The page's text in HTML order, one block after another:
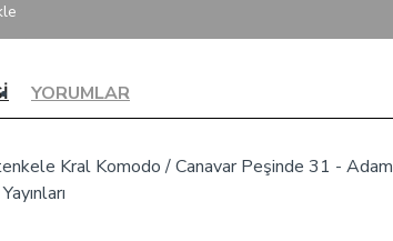
YORUMLAR
Kral Komodo / Canavar Peşinde 31 - Adam